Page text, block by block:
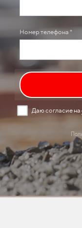
Номер телефона *
Даю согласие на